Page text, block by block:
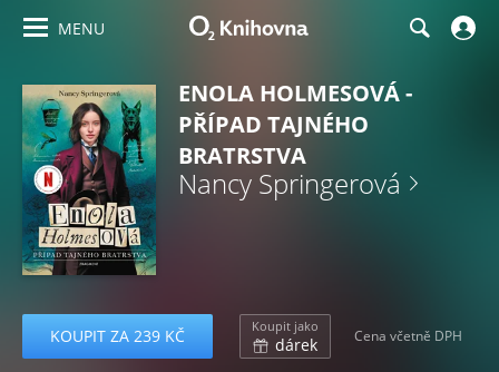
MENU
ENOLA HOLMESOVÁ -
PŘÍPAD TAJNÉHO
BRATRSTVA
Nancy Springerová
KOUPIT ZA 239 KČ Koupit jako
dárek Cena včetně DPH